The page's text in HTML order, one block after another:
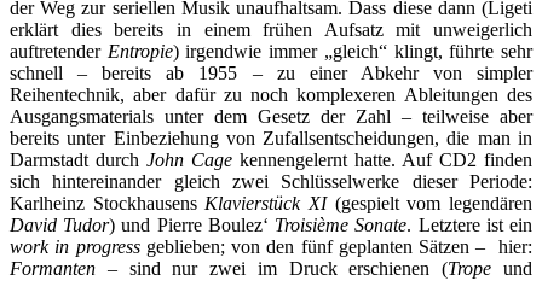
der Weg zur seriellen Musik unaufhaltsam. Dass diese dann (Ligeti
erklärt dies bereits in einem frühen Aufsatz mit unweigerlich
auftretender Entropie) irgendwie immer „gleich“ klingt, führte sehr
schnell – bereits ab 1955 – zu einer Abkehr von simpler
Reihentechnik, aber dafür zu noch komplexeren Ableitungen des
Ausgangsmaterials unter dem Gesetz der Zahl – teilweise aber
bereits unter Einbeziehung von Zufallsentscheidungen, die man in
Darmstadt durch John Cage kennengelernt hatte. Auf CD2 finden
sich hintereinander gleich zwei Schlüsselwerke dieser Periode:
Karlheinz Stockhausens Klavierstück XI (gespielt vom legendären
David Tudor) und Pierre Boulez‘ Troisième Sonate. Letztere ist ein
work in progress geblieben; von den fünf geplanten Sätzen – hier:
Formanten – sind nur zwei im Druck erschienen (Tropeund